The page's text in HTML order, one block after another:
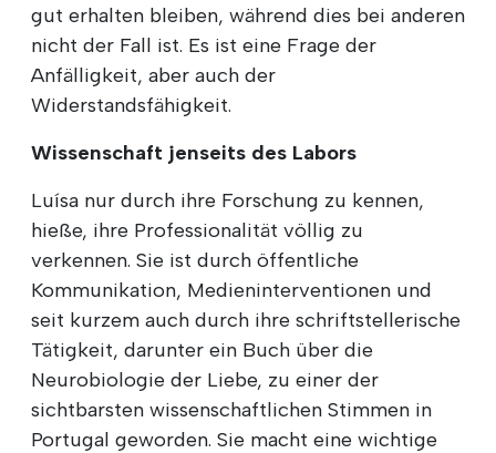
gut erhalten bleiben, während dies bei anderen
nicht der Fall ist. Es ist eine Frage der
Anfälligkeit, aber auch der
Widerstandsfähigkeit.
Wissenschaft jenseits des Labors
Luísa nur durch ihre Forschung zu kennen,
hieße, ihre Professionalität völlig zu
verkennen. Sie ist durch öffentliche
Kommunikation, Medieninterventionen und
seit kurzem auch durch ihre schriftstellerische
Tätigkeit, darunter ein Buch über die
Neurobiologie der Liebe, zu einer der
sichtbarsten wissenschaftlichen Stimmen in
Portugal geworden. Sie macht eine wichtige